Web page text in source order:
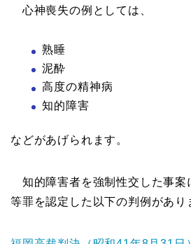
心神喪失の例としては、
熟睡
泥酔
高度の精神病
知的障害
などがあげられます。
知的障害者を強制性交した事案
等罪を認定した以下の判例があり